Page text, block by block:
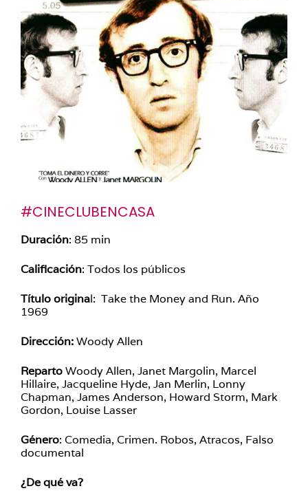
#CINECLUBENCASA
Duración: 85 min
Calificación: Todos los públicos
Título original: Take the Money and Run. Año
1969
Dirección:Woody Allen
RepartoWoody Allen, Janet Margolin, Marcel
Hillaire, Jacqueline Hyde, Jan Merlin, Lonny
Chapman, James Anderson, Howard Storm, Mark
Gordon, Louise Lasser
Género: Comedia, Crimen. Robos, Atracos, Falso
documental
¿De qué va?